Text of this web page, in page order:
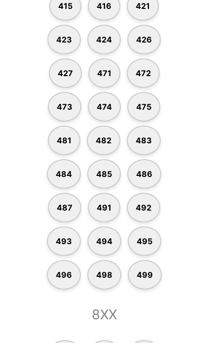
415 416 421
423 424 426
427 471 472
473 474 475
481 482 483
484 485 486
487 491 492
493 494 495
496 498 499
8XX